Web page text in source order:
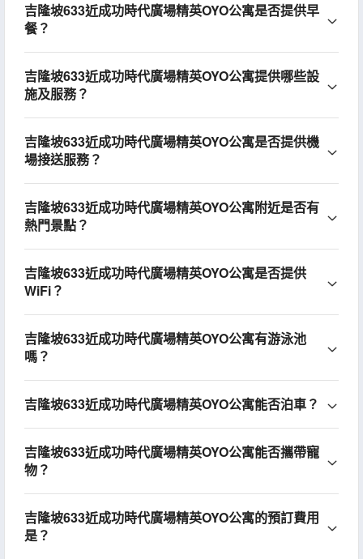
吉隆坡633近成功時代廣場精英OYO公寓是否提供早
餐？
吉隆坡633近成功時代廣場精英OYO公寓提供哪些設
施及服務？
吉隆坡633近成功時代廣場精英OYO公寓是否提供機
場接送服務？
吉隆坡633近成功時代廣場精英OYO公寓附近是否有
熱門景點？
吉隆坡633近成功時代廣場精英OYO公寓是否提供
WiFi？
吉隆坡633近成功時代廣場精英OYO公寓有游泳池
嗎？
吉隆坡633近成功時代廣場精英OYO公寓能否泊車？
吉隆坡633近成功時代廣場精英OYO公寓能否攜帶寵
物？
吉隆坡633近成功時代廣場精英OYO公寓的預訂費用
是？